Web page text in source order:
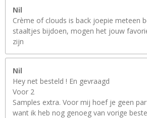
Nil
Crème of clouds is back joepie meteen
staaltjes bijdoen, mogen het jouw
zijn
Nil
Hey net besteld ! En gevraagd
Voor 2
Samples extra. Voor mij hoef je geen
want ik heb nog genoeg van vorige